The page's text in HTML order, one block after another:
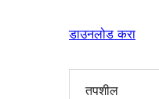
डाउनलोड करा
तपशील